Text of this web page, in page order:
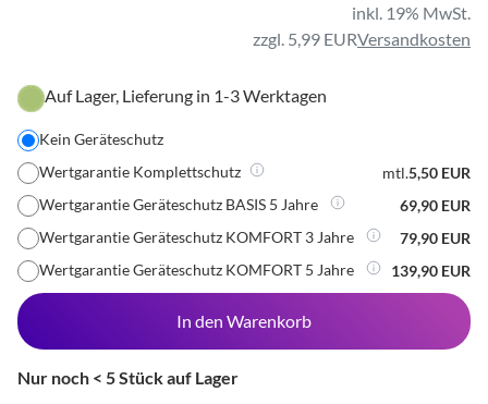
inkl. 19% MwSt.
zzgl. 5,99 EURVersandkosten
Auf Lager, Lieferung in 1-3 Werktagen
Kein Geräteschutz
Wertgarantie Komplettschutz
5,50 EUR
mtl.
Wertgarantie Geräteschutz BASIS 5 Jahre
69,90 EUR
Wertgarantie Geräteschutz KOMFORT 3 Jahre
79,90 EUR
Wertgarantie Geräteschutz KOMFORT 5 Jahre
139,90 EUR
In den Warenkorb
Nur noch < 5 Stück auf Lager